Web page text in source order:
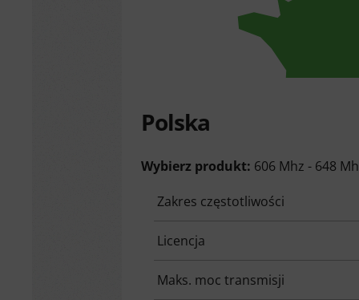
Polska
Wybierz produkt: 606 Mhz - 648
Zakres częstotliwości
Licencja
Maks. moc transmisji